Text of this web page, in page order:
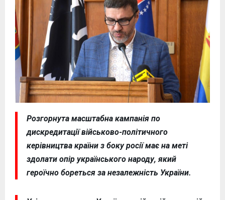
Розгорнута масштабна кампанія по
дискредитації військово-політичного
керівництва країни з боку росії має на меті
здолати опір українського народу, який
героїчно бореться за незалежність України.